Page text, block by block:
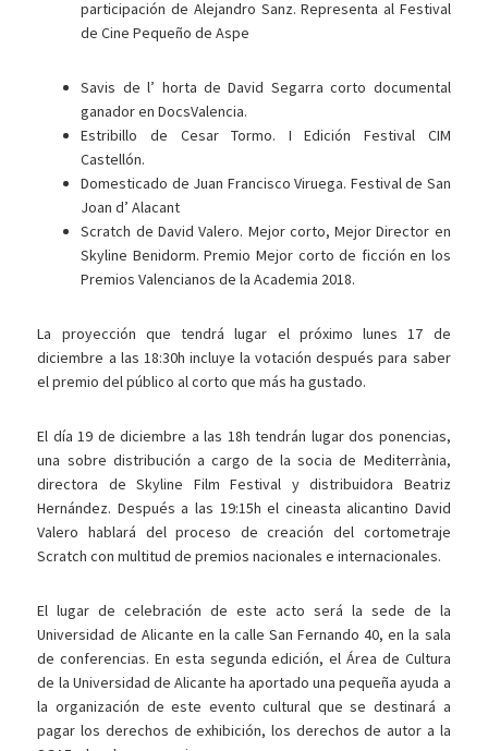
participación de Alejandro Sanz. Representa al Festival
de Cine Pequeño de Aspe
Savis de l’ horta de David Segarra corto documental
ganador en DocsValencia.
Estribillo de Cesar Tormo. I Edición Festival CIM
Castellón.
Domesticado de Juan Francisco Viruega. Festival de San
Joan d’ Alacant
Scratch de David Valero. Mejor corto, Mejor Director en
Skyline Benidorm. Premio Mejor corto de ficción en los
Premios Valencianos de la Academia 2018.
La proyección que tendrá lugar el próximo lunes 17 de
diciembre a las 18:30h incluye la votación después para saber
el premio del público al corto que más ha gustado.
El día 19 de diciembre a las 18h tendrán lugar dos ponencias,
una sobre distribución a cargo de la socia de Mediterrània,
directora de Skyline Film Festival y distribuidora Beatriz
Hernández. Después a las 19:15h el cineasta alicantino David
Valero hablará del proceso de creación del cortometraje
Scratch con multitud de premios nacionales e internacionales.
El lugar de celebración de este acto será la sede de la
Universidad de Alicante en la calle San Fernando 40, en la sala
de conferencias. En esta segunda edición, el Área de Cultura
de la Universidad de Alicante ha aportado una pequeña ayuda a
la organización de este evento cultural que se destinará a
pagar los derechos de exhibición, los derechos de autor a la